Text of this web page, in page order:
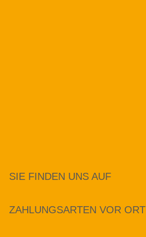
SIE FINDEN UNS AUF
ZAHLUNGSARTEN VOR ORT